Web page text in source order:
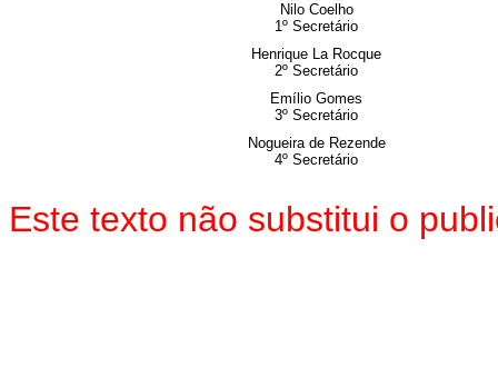
Nilo Coelho
1º Secretário
Henrique La Rocque
2º Secretário
Emílio Gomes
3º Secretário
Nogueira de Rezende
4º Secretário
Este texto não substitui o